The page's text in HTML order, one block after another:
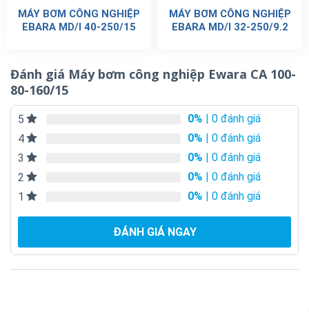
MÁY BƠM CÔNG NGHIỆP
EBARA MD/I 40-250/15
MÁY BƠM CÔNG NGHIỆP
EBARA MD/I 32-250/9.2
Đánh giá Máy bơm công nghiệp Ewara CA 100-
80-160/15
5 0% | 0 đánh giá
4
0% | 0 đánh giá
3
0% | 0 đánh giá
2
0% | 0 đánh giá
1
0% | 0 đánh giá
ĐÁNH GIÁ NGAY